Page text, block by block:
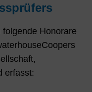
folgende Honorare
erfasst: